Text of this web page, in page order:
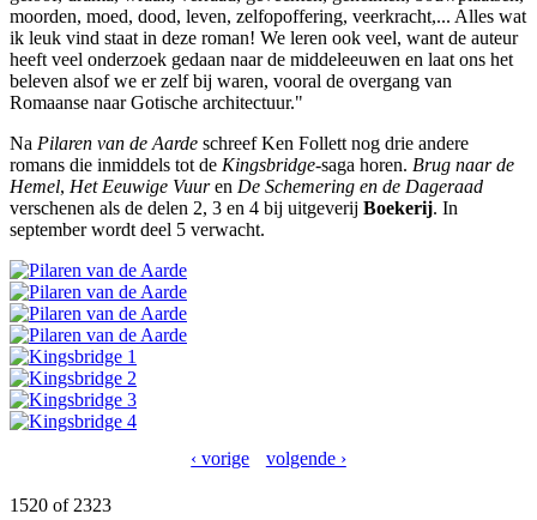
moorden, moed, dood, leven, zelfopoffering, veerkracht,... Alles wat
ik leuk vind staat in deze roman! We leren ook veel, want de auteur
heeft veel onderzoek gedaan naar de middeleeuwen en laat ons het
beleven alsof we er zelf bij waren, vooral de overgang van
Romaanse naar Gotische architectuur."
Na Pilaren van de Aarde schreef Ken Follett nog drie andere
romans die inmiddels tot de Kingsbridge-saga horen. Brug naar de
Hemel, Het Eeuwige Vuuren De Schemering en de Dageraad
verschenen als de delen 2, 3 en 4 bij uitgeverij Boekerij. In
september wordt deel 5 verwacht.
‹ vorige volgende ›
1520 of 2323